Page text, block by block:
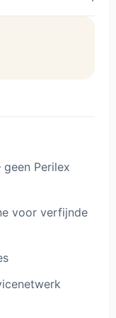
Perilex
voor verfijnde